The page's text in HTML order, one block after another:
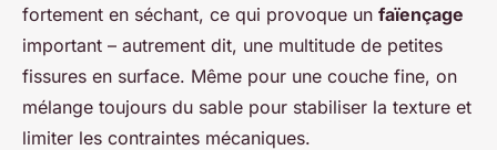
fortement en séchant, ce qui provoque un faïençage
important – autrement dit, une multitude de petites
fissures en surface. Même pour une couche fine, on
mélange toujours du sable pour stabiliser la texture et
limiter les contraintes mécaniques.